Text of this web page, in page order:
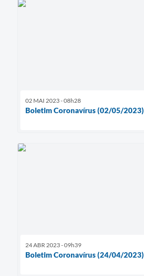
02 MAI 2023 - 08h28
Boletim Coronavírus (02/05/2023)
24 ABR 2023 - 09h39
Boletim Coronavírus (24/04/2023)